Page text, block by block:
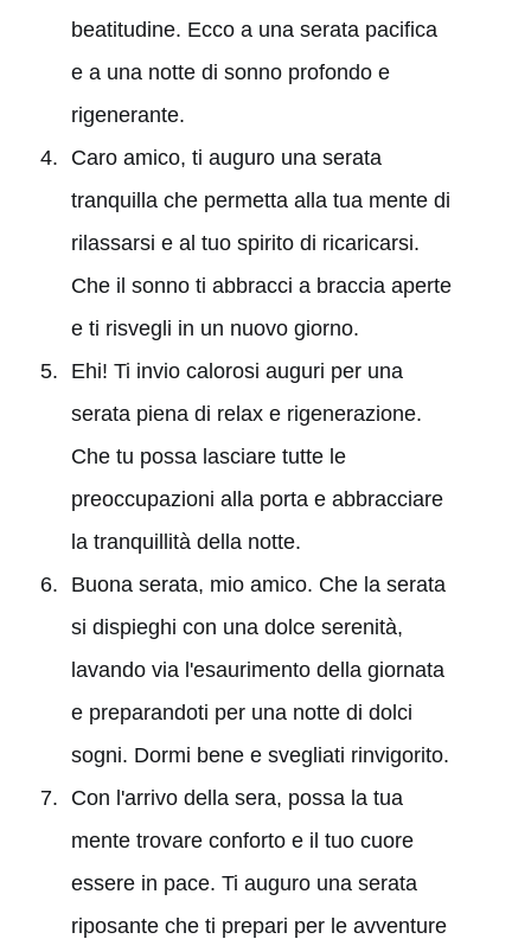
beatitudine. Ecco a una serata pacifica
e a una notte di sonno profondo e
rigenerante.
Caro amico, ti auguro una serata
tranquilla che permetta alla tua mente di
rilassarsi e al tuo spirito di ricaricarsi.
Che il sonno ti abbracci a braccia aperte
e ti risvegli in un nuovo giorno.
Ehi! Ti invio calorosi auguri per una
serata piena di relax e rigenerazione.
Che tu possa lasciare tutte le
preoccupazioni alla porta e abbracciare
la tranquillità della notte.
Buona serata, mio amico. Che la serata
si dispieghi con una dolce serenità,
lavando via l'esaurimento della giornata
e preparandoti per una notte di dolci
sogni. Dormi bene e svegliati rinvigorito.
Con l'arrivo della sera, possa la tua
mente trovare conforto e il tuo cuore
essere in pace. Ti auguro una serata
riposante che ti prepari per le avventure